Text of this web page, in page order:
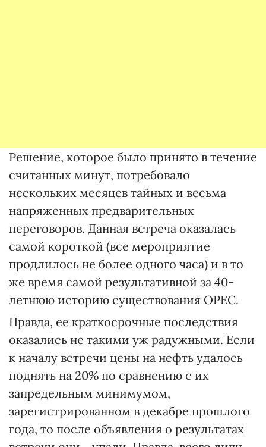
Решение, которое было принято в течение
считанных минут, потребовало
нескольких месяцев тайных и весьма
напряженных предварительных
переговоров. Данная встреча оказалась
самой короткой (все мероприятие
продлилось не более одного часа) и в то
же время самой результативной за 40-
летнюю историю существования ОРЕС.
Правда, ее краткосрочные последствия
оказались не такими уж радужными. Если
к началу встречи цены на нефть удалось
поднять на 20% по сравнению с их
запредельным минимумом,
зарегистрированном в декабре прошлого
года, то после объявления о результатах